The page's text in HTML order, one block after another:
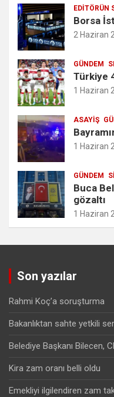
EDITÖRÜN
Borsa
2 Haziran
GÜNDEM
Türkiye
1 Haziran
ASAYIŞ
1 Haziran
GÜNDEM
Buca
gözaltı
1 Haziran
Son yazılar
Rahmi Koç’a soruşturma
Bakanlıktan sahte yetkili
Belediye Başkanı Bilecen,
Kira zam oranı belli oldu
Emekliyi ilgilendiren zam